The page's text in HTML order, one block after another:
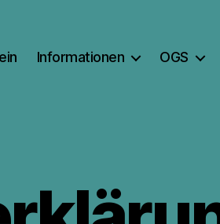
Informationen OGS